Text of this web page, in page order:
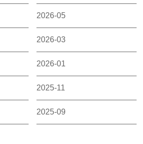
2026-05
2026-03
2026-01
2025-11
2025-09